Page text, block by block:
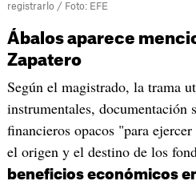
registrarlo / Foto: EFE
Ábalos aparece
Zapatero
Según el magistrado, la trama
instrumentales, documentación
financieros opacos "para
el origen y el destino de los
beneficios económicos